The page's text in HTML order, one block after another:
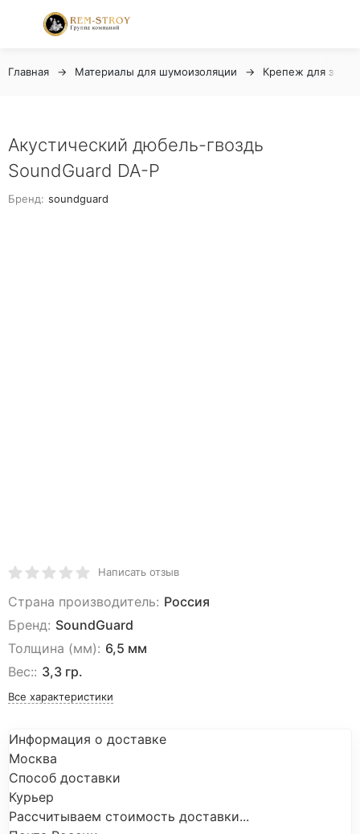
Главная Материалы для шумоизоляции Крепеж для
Акустический дюбель-гвоздь
SoundGuard DA-P
Бренд: soundguard
Написать отзыв
Страна производитель: Россия
Бренд: SoundGuard
Толщина (мм): 6,5 мм
Вес:: 3,3 гр.
Все характеристики
Информация о доставке
Москва
Способ доставки
Курьер
Рассчитываем стоимость доставки...